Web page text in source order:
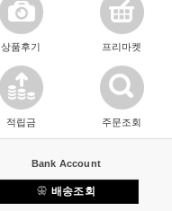
상품후기 프리마켓
적립금 주문조회
Bank Account
배송조회